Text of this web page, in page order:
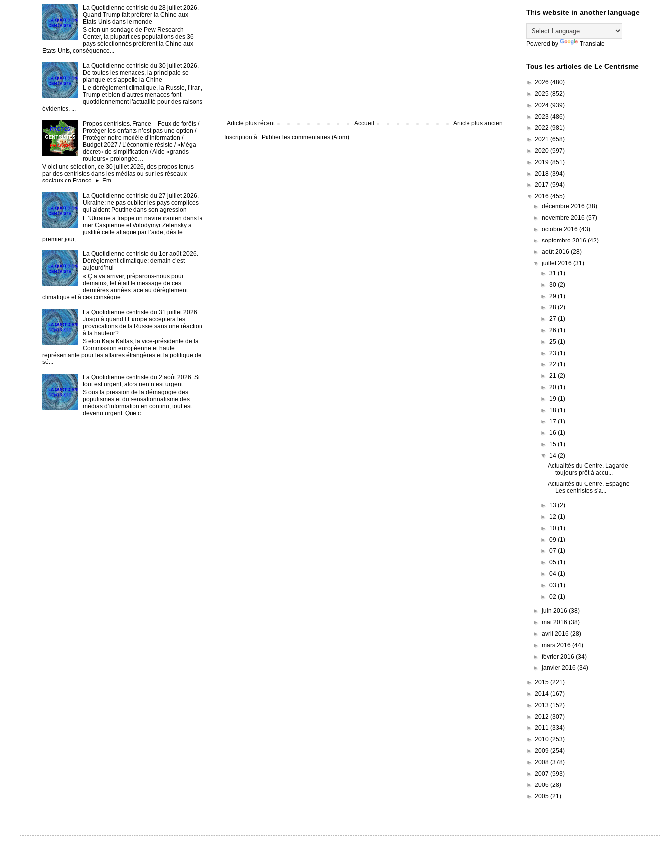
Article plus récent Article plus ancien
Accueil
Inscription à : Publier les commentaires (Atom)
La Quotidienne centriste du 28 juillet 2026.
Quand Trump fait préférer la Chine aux
Etats-Unis dans le monde
S elon un sondage de Pew Research
Center, la plupart des populations des 36
pays sélectionnés préfèrent la Chine aux
Etats-Unis, conséquence...
La Quotidienne centriste du 30 juillet 2026.
De toutes les menaces, la principale se
planque et s’appelle la Chine
L e dérèglement climatique, la Russie, l’Iran,
Trump et bien d’autres menaces font
quotidiennement l’actualité pour des raisons
évidentes. ...
Propos centristes. France – Feux de forêts /
Protéger les enfants n’est pas une option /
Protéger notre modèle d’information /
Budget 2027 / L’économie résiste / «Méga-
décret» de simplification / Aide «grands
rouleurs» prolongée…
V oici une sélection, ce 30 juillet 2026, des propos tenus
par des centristes dans les médias ou sur les réseaux
sociaux en France. ► Em...
La Quotidienne centriste du 27 juillet 2026.
Ukraine: ne pas oublier les pays complices
qui aident Poutine dans son agression
L ’Ukraine a frappé un navire iranien dans la
mer Caspienne et Volodymyr Zelensky a
justifié cette attaque par l’aide, dès le
premier jour, ...
La Quotidienne centriste du 1er août 2026.
Dérèglement climatique: demain c’est
aujourd’hui
« Ç a va arriver, préparons-nous pour
demain», tel était le message de ces
dernières années face au dérèglement
climatique et à ces conséque...
La Quotidienne centriste du 31 juillet 2026.
Jusqu’à quand l’Europe acceptera les
provocations de la Russie sans une réaction
à la hauteur?
S elon Kaja Kallas, la vice-présidente de la
Commission européenne et haute
représentante pour les affaires étrangères et la politique de
sé...
La Quotidienne centriste du 2 août 2026. Si
tout est urgent, alors rien n’est urgent
S ous la pression de la démagogie des
populismes et du sensationnalisme des
médias d’information en continu, tout est
devenu urgent. Que c...
This website in another language
Powered by Translate
Tous les articles de Le Centrisme
► 2026 (480)
► 2025 (852)
► 2024 (939)
► 2023 (486)
► 2022 (981)
► 2021 (658)
► 2020 (597)
► 2019 (851)
► 2018 (394)
► 2017 (594)
▼ 2016 (455)
►décembre 2016(38)
►novembre 2016(57)
►octobre 2016(43)
►septembre 2016(42)
►août 2016(28)
▼juillet 2016(31)
► 31 (1)
► 30 (2)
► 29 (1)
► 28 (2)
► 27 (1)
► 26 (1)
► 25 (1)
► 23 (1)
► 22 (1)
► 21 (2)
► 20 (1)
► 19 (1)
► 18 (1)
► 17 (1)
► 16 (1)
► 15 (1)
▼ 14 (2)
Actualités du Centre. Lagarde
toujours prêt à accu...
Actualités du Centre. Espagne –
Les centristes s’a...
► 13 (2)
► 12 (1)
► 10 (1)
► 09 (1)
► 07 (1)
► 05 (1)
► 04 (1)
► 03 (1)
► 02 (1)
►juin 2016(38)
►mai 2016(38)
►avril 2016(28)
►mars 2016(44)
►février 2016(34)
►janvier 2016(34)
► 2015 (221)
► 2014 (167)
► 2013 (152)
► 2012 (307)
► 2011 (334)
► 2010 (253)
► 2009 (254)
► 2008 (378)
► 2007 (593)
► 2006 (28)
► 2005 (21)